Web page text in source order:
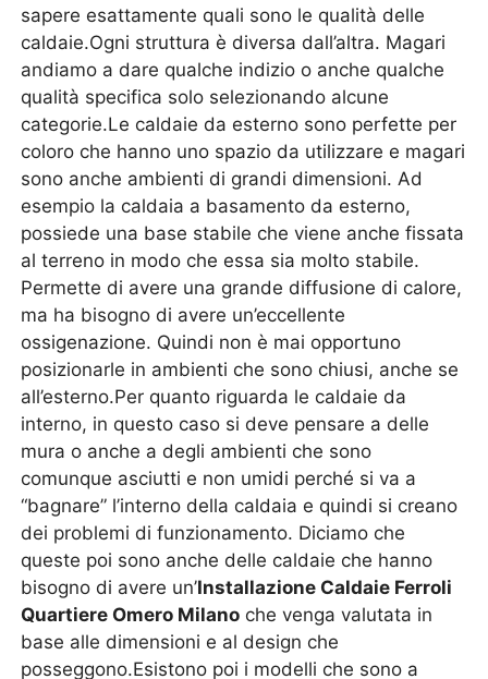
sapere esattamente quali sono le qualità delle
caldaie.Ogni struttura è diversa dall’altra. Magari
andiamo a dare qualche indizio o anche qualche
qualità specifica solo selezionando alcune
categorie.Le caldaie da esterno sono perfette per
coloro che hanno uno spazio da utilizzare e magari
sono anche ambienti di grandi dimensioni. Ad
esempio la caldaia a basamento da esterno,
possiede una base stabile che viene anche fissata
al terreno in modo che essa sia molto stabile.
Permette di avere una grande diffusione di calore,
ma ha bisogno di avere un’eccellente
ossigenazione. Quindi non è mai opportuno
posizionarle in ambienti che sono chiusi, anche se
all’esterno.Per quanto riguarda le caldaie da
interno, in questo caso si deve pensare a delle
mura o anche a degli ambienti che sono
comunque asciutti e non umidi perché si va a
“bagnare” l’interno della caldaia e quindi si creano
dei problemi di funzionamento. Diciamo che
queste poi sono anche delle caldaie che hanno
bisogno di avere un’Installazione Caldaie Ferroli
Quartiere Omero Milano che venga valutata in
base alle dimensioni e al design che
posseggono.Esistono poi i modelli che sono a